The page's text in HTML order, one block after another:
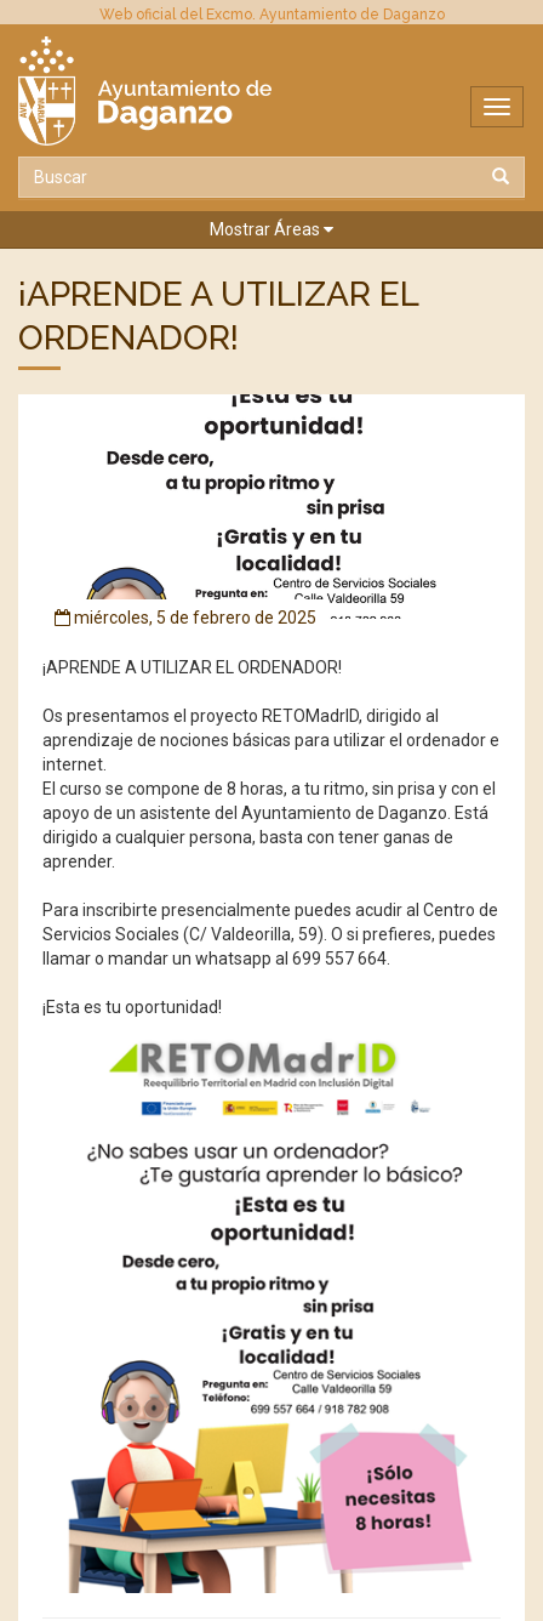
Web oficial del Excmo. Ayuntamiento de Daganzo
Mostrar Áreas
¡APRENDE A UTILIZAR EL
ORDENADOR!
miércoles, 5 de febrero de 2025
¡APRENDE A UTILIZAR EL ORDENADOR!
Os presentamos el proyecto RETOMadrID, dirigido al
aprendizaje de nociones básicas para utilizar el ordenador e
internet.
El curso se compone de 8 horas, a tu ritmo, sin prisa y con el
apoyo de un asistente del Ayuntamiento de Daganzo. Está
dirigido a cualquier persona, basta con tener ganas de
aprender.
Para inscribirte presencialmente puedes acudir al Centro de
Servicios Sociales (C/ Valdeorilla, 59). O si prefieres, puedes
llamar o mandar un whatsapp al 699 557 664.
¡Esta es tu oportunidad!